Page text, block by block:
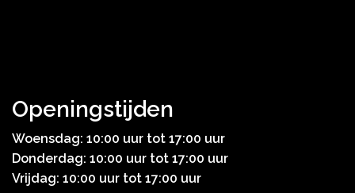
Openingstijden
Woensdag: 10:00 uur tot 17:00 uur
Donderdag: 10:00 uur tot 17:00 uur
Vrijdag: 10:00 uur tot 17:00 uur